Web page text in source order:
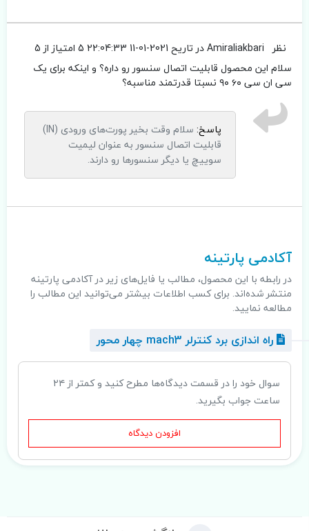
نظر Amiraliakbariدر تاریح 2021-01-11 22:04:33
5 امتیاز از 5
سلام این محصول قابلیت اتصال سنسور رو داره؟ و اینکه برای یک
سی ان سی ۶۰ ۹۰ نسبتا قدرتمند مناسبه؟
پاسخ:
سلام وقت بخیر پورت‌های ورودی (IN)
قابلیت اتصال سنسور به عنوان لیمیت
سوییچ یا دیگر سنسورها رو دارند.
.
آکادمی پارتینه
در رابطه با این محصول، مطالب یا فایل‌های زیر در آکادمی پارتینه
منتشر شده‌اند. برای کسب اطلاعات بیشتر می‌توانید این مطالب را
مطالعه نمایید.
راه اندازی برد کنترلر mach3 چهار محور
سوال خود را در قسمت دیدگاه‌ها مطرح کنید و کمتر از ۲۴
ساعت جواب بگیرید.
افزودن دیدگاه